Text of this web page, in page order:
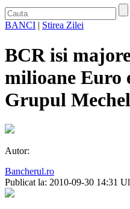
BANCI | Stirea Zilei
BCR isi
milioane Euro
Grupul
Autor:
Bancherul.ro
Publicat la: 2010-09-30 14:31